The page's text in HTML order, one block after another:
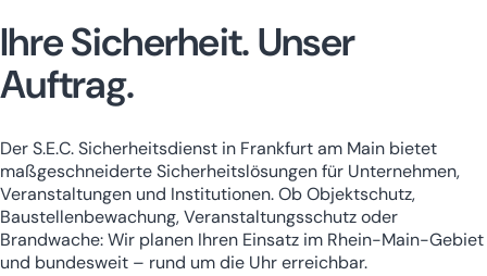
Ihre Sicherheit.Unser
Auftrag.
Der S.E.C. Sicherheitsdienst in Frankfurt am Main bietet
maßgeschneiderte Sicherheitslösungen für Unternehmen,
Veranstaltungen und Institutionen. Ob Objektschutz,
Baustellenbewachung, Veranstaltungsschutz oder
Brandwache: Wir planen Ihren Einsatz im Rhein-Main-Gebiet
und bundesweit – rund um die Uhr erreichbar.